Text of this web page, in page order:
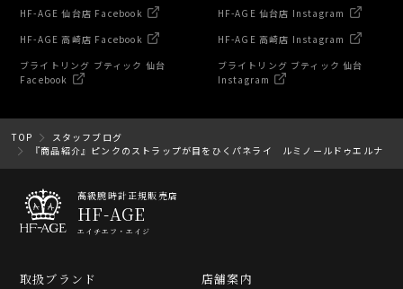
HF-AGE 仙台店 Facebook
HF-AGE 高崎店 Facebook
ブライトリング ブティック 仙台
Facebook
HF-AGE 仙台店 Instagram
HF-AGE 高崎店 Instagram
ブライトリング ブティック 仙台
Instagram
TOP
スタッフブログ
『商品紹介』ピンクのストラップが目をひくパネライ ルミノールドゥエルナ
高級腕時計正規販売店
HF-AGE
エイチエフ・エイジ
取扱ブランド 店舗案内